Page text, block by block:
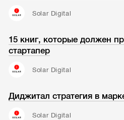
Solar Digital
15 книг, которые должен
стартапер
Solar Digital
Диджитал стратегия в
Solar Digital